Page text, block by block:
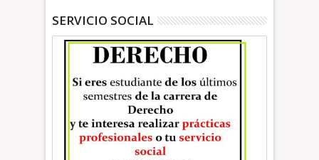
SERVICIO SOCIAL